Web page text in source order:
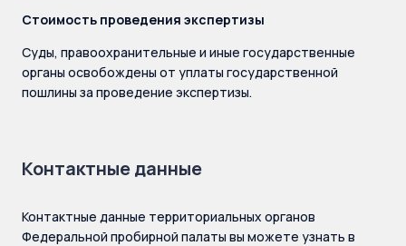
Стоимость проведения экспертизы
Суды, правоохранительные и иные государственные
органы освобождены от уплаты государственной
пошлины за проведение экспертизы.
Контактные данные
Контактные данные территориальных органов
Федеральной пробирной палаты вы можете узнать в